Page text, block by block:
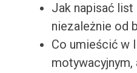
Jak napisać list
niezależnie od
Co umieścić w
motywacyjnym,